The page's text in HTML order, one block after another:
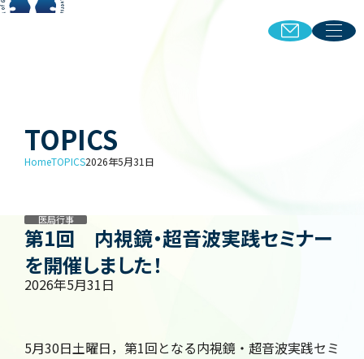
TOPICS
HomeTOPICS2026年5月31日
医局行事
第1回 内視鏡・超音波実践セミナー
を開催しました！
2026年5月31日
5月30日土曜日，第1回となる内視鏡・超音波実践セミ
スタッフ紹介
TOPICS
教室見学・お問い合わせ